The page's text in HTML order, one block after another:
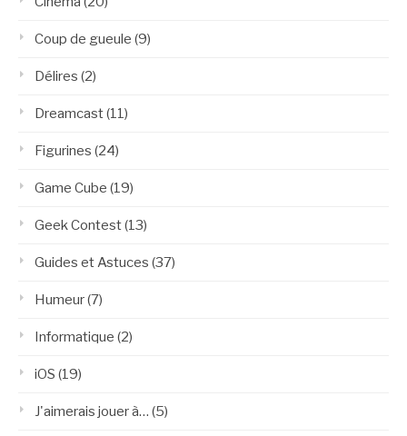
Coup de gueule (9)
Délires (2)
Dreamcast(11)
Figurines (24)
Game Cube (19)
Geek Contest(13)
Guides et Astuces (37)
Humeur(7)
Informatique (2)
iOS (19)
J'aimerais jouer à… (5)